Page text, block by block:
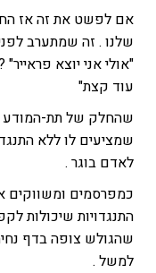
אם לפשט את זה אז
שלנו . זה שמתערב
"אולי אני יוצא
עוד קצת"
שהחלק של תת-המודע
שמציעים לו ללא
לאדם בוגר .
כמפרסמים ומשווקים
התנגדויות שיכולות
שהגולש צופה בדף
למשל .